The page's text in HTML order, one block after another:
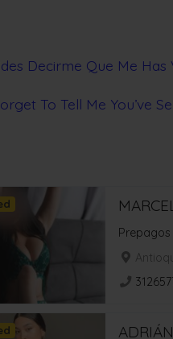
Decirme Que Me Has
To Tell Me You’ve
Prepagos